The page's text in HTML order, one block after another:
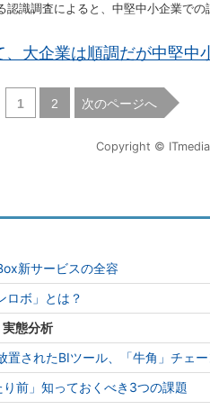
識調査によると、中堅中小企業での
、大企業は順調だが中堅中
1 2 次のページへ
Copyright ©
新サービスの全容
ロボ」とは？
態分析
置されたBIツール、「牛角」チェ
り前」知っておくべき3つの課題